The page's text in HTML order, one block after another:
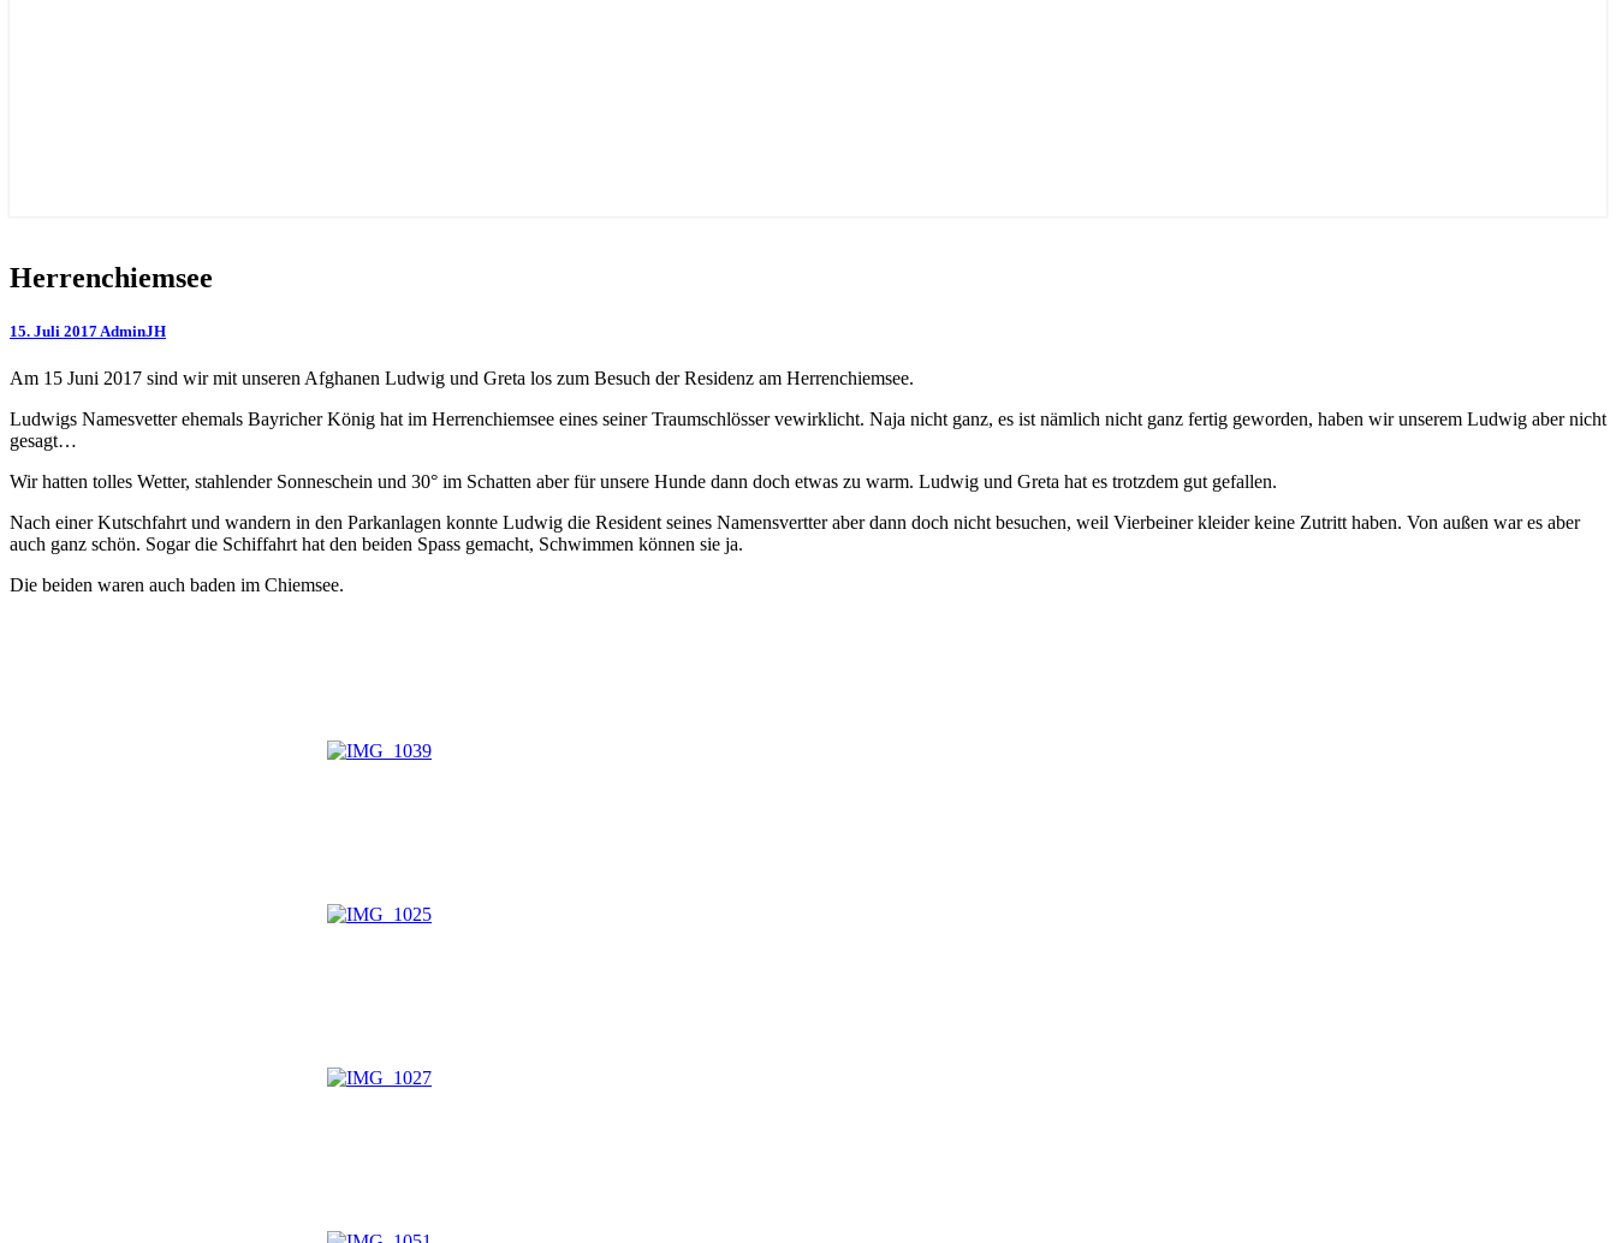
Herrenchiemsee
Herrenchiemsee
15. Juli 2017 AdminJH
Am 15 Juni 2017 sind wir mit unseren Afghanen Ludwig und Greta los zum Besuch der Residenz am Herrenchiemsee.
Ludwigs Namesvetter ehemals Bayricher König hat im Herrenchiemsee eines seiner Traumschlösser vewirklicht. Naja nicht ganz, es ist nämlich nicht ganz fertig geworden, haben wir unserem Ludwig aber nicht
gesagt…
Wir hatten tolles Wetter, stahlender Sonneschein und 30° im Schatten aber für unsere Hunde dann doch etwas zu warm. Ludwig und Greta hat es trotzdem gut gefallen.
Nach einer Kutschfahrt und wandern in den Parkanlagen konnte Ludwig die Resident seines Namensvertter aber dann doch nicht besuchen, weil Vierbeiner kleider keine Zutritt haben. Von außen war es aber
auch ganz schön. Sogar die Schiffahrt hat den beiden Spass gemacht, Schwimmen können sie ja.
Die beiden waren auch baden im Chiemsee.